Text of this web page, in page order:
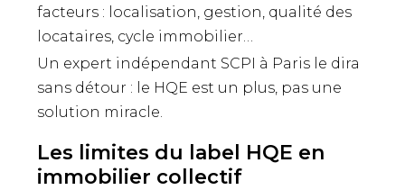
facteurs : localisation, gestion, qualité des
locataires, cycle immobilier…
Un expert indépendant SCPI à Paris le dira
sans détour : le HQE est un plus, pas une
solution miracle.
Les limites du label HQE en
immobilier collectif